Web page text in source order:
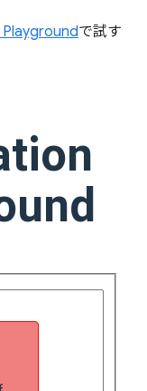
Playgroundで試す